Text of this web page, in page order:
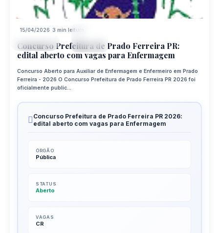
15/04/2026 3 min leitura
Concurso Prefeitura de Prado Ferreira PR:
edital aberto com vagas para Enfermagem
Concurso Aberto para Auxiliar de Enfermagem e Enfermeiro em Prado
Ferreira - 2026 O Concurso Prefeitura de Prado Ferreira PR 2026 foi
oficialmente public...
Concurso Prefeitura de Prado Ferreira PR 2026:
edital aberto com vagas para Enfermagem
ÓRGÃO
Pública
STATUS
Aberto
VAGAS
CR